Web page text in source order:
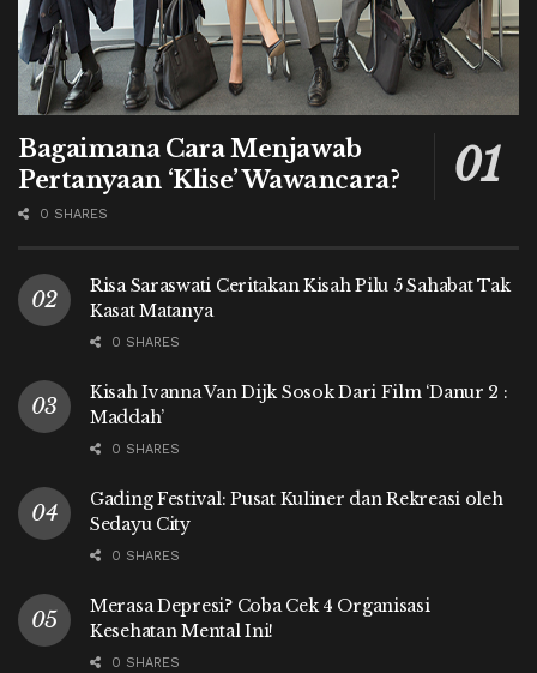
Bagaimana Cara Menjawab
Pertanyaan ‘Klise’ Wawancara?
0 SHARES
Risa Saraswati Ceritakan Kisah Pilu 5 Sahabat Tak
Kasat Matanya
0 SHARES
Kisah Ivanna Van Dijk Sosok Dari Film ‘Danur 2 :
Maddah’
0 SHARES
Gading Festival: Pusat Kuliner dan Rekreasi oleh
Sedayu City
0 SHARES
Merasa Depresi? Coba Cek 4 Organisasi
Kesehatan Mental Ini!
0 SHARES